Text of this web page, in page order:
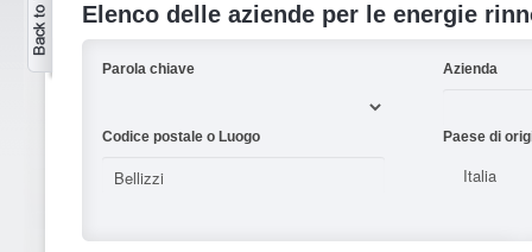
Elenco delle aziende per le energie
Parola chiave Azienda
Codice postale o Luogo Paese di